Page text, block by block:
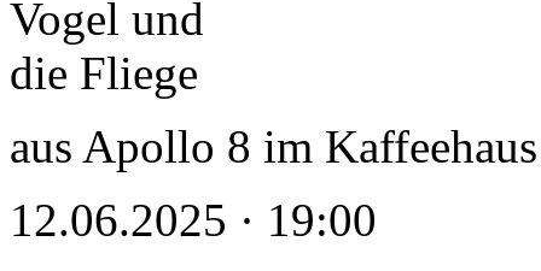
aus Apollo 8 im
12.06.2025 · 19:00